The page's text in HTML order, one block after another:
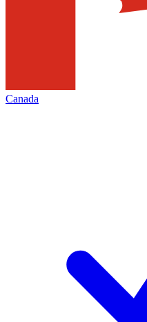
Canada